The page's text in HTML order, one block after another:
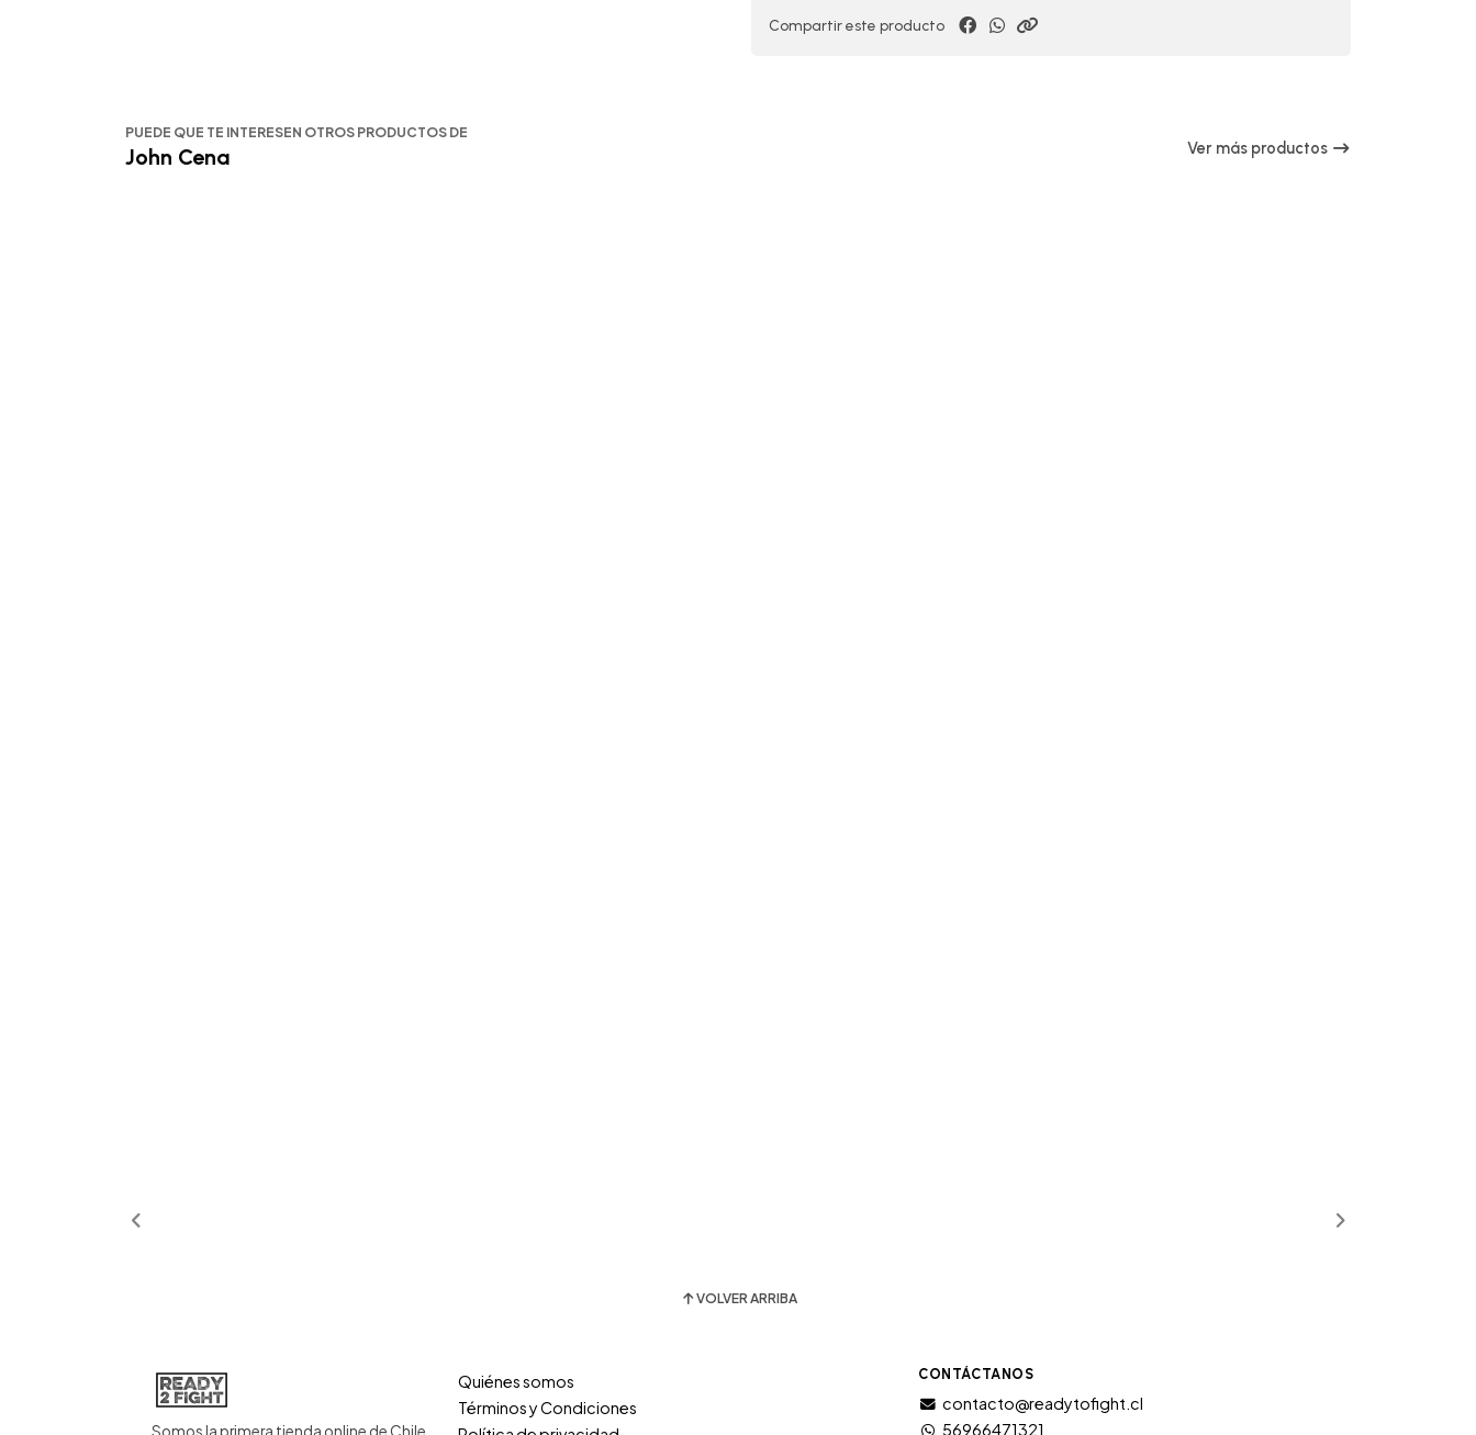
Compartir este producto
PUEDE QUE TE INTERESEN OTROS PRODUCTOS DE
John Cena Ver más productos
VOLVER ARRIBA
Quiénes somos
Términos y Condiciones
CONTÁCTANOS
contacto@readytofight.cl
56966471321